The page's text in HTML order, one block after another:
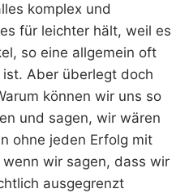
komplex und
für leichter hält, weil es
so eine allgemein oft
Aber überlegt doch
können wir uns so
und sagen, wir wären
ohne jeden Erfolg mit
wir sagen, dass wir
ausgegrenzt